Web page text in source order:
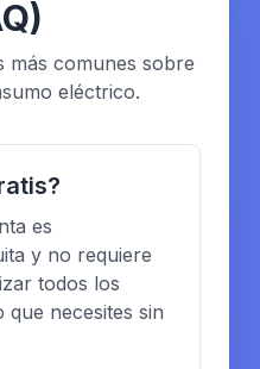
más comunes sobre
eléctrico.
es
y no requiere
todos los
necesites sin